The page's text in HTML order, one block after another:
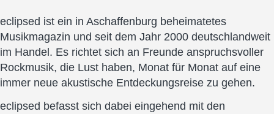
eclipsed ist ein in Aschaffenburg beheimatetes
Musikmagazin und seit dem Jahr 2000 deutschlandweit
im Handel. Es richtet sich an Freunde anspruchsvoller
Rockmusik, die Lust haben, Monat für Monat auf eine
immer neue akustische Entdeckungsreise zu gehen.
eclipsed befasst sich dabei eingehend mit den